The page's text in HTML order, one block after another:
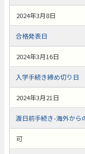
2024年3月8日
合格発表日
2024年3月16日
入学手続き締め切り日
2024年3月21日
渡日前手続き-海外から
可